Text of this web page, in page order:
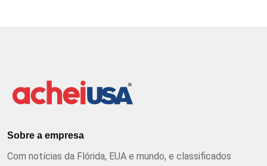
Sobre a empresa
Com notícias da Flórida, EUA e mundo, e classificados